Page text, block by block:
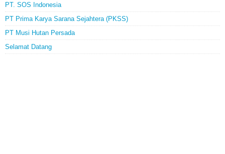
PT. SOS Indonesia
PT Prima Karya Sarana Sejahtera (PKSS)
PT Musi Hutan Persada
Selamat Datang